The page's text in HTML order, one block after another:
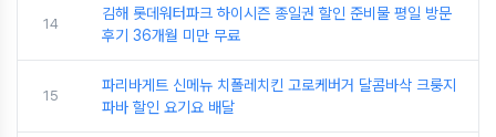
14
김해 롯데워터파크 하이시즌 종일권 할인 준비물 평일 방문
후기 36개월 미만 무료
15
파리바게트 신메뉴 치폴레치킨 고로케버거 달콤바삭 크룽지
파바 할인 요기요 배달